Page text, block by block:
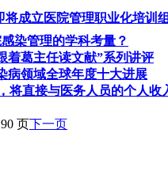
将成立医院管理职业化培训
感染管理的学科考量？
着葛主任读文献”系列讲评
病领域全球年度十大进展
将直接与医务人员的个人收
页下一页